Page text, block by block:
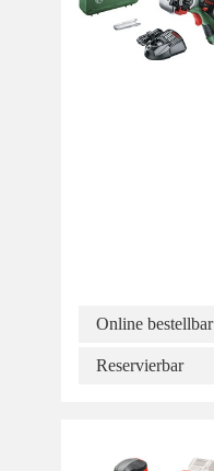
Online bestellbar
Reservierbar